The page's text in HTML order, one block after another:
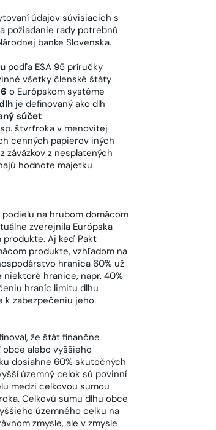
údajov súvisiacich s
požiadanie rady potrebnú
banke Slovenska.
podľa ESA 95 príručky
všetky členské štáty
o Európskom systéme
je definovaný ako dlh
súčet
štvrťroka v menovitej
cenných papierov iných
záväzkov z nesplatených
hodnote majetku
podielu na hrubom domácom
zverejnila Európska
Aj keď Pakt
produkte, vzhľadom na
hranica 60% už
niektoré hranice, napr. 40%
hraníc limitu dlhu
k zabezpečeniu jeho
že štát finančne
alebo vyššieho
dosiahne 60% skutočných
územný celok sú povinní
medzi celkovou sumou
Celkovú sumu dlhu obce
územného celku na
zmysle, ale v zmysle